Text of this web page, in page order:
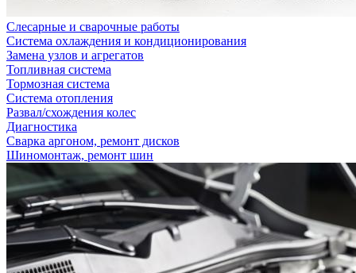
Слесарные и сварочные работы
Система охлаждения и кондиционирования
Замена узлов и агрегатов
Топливная система
Тормозная система
Система отопления
Развал/схождения колес
Диагностика
Сварка аргоном, ремонт дисков
Шиномонтаж, ремонт шин